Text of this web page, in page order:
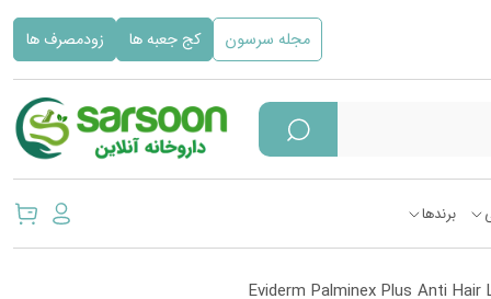
مجله سرسون کج جعبه ها زودمصرف ها
برندها